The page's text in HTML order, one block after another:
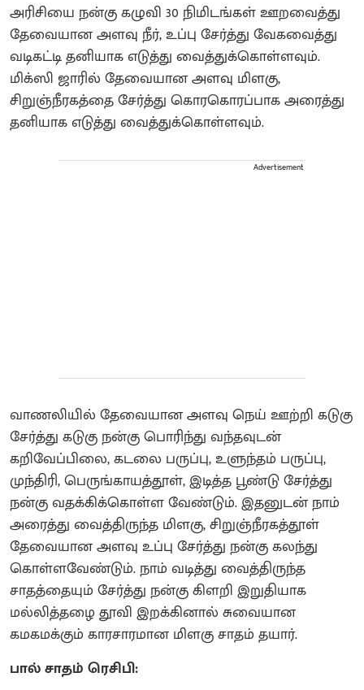
அரிசியை நன்கு கழுவி 30 நிமிடங்கள் ஊறவைத்து
தேவையான அளவு நீர், உப்பு சேர்த்து வேகவைத்து
வடிகட்டி தனியாக எடுத்து வைத்துக்கொள்ளவும்.
மிக்ஸி ஜாரில் தேவையான அளவு மிளகு,
சிறுஞ்நீரகத்தை சேர்த்து கொரகொரப்பாக அரைத்து
தனியாக எடுத்து வைத்துக்கொள்ளவும்.
Advertisement
வாணலியில் தேவையான அளவு நெய் ஊற்றி கடுகு
சேர்த்து கடுகு நன்கு பொரிந்து வந்தவுடன்
கறிவேப்பிலை, கடலை பருப்பு, உளுந்தம் பருப்பு,
முந்திரி, பெருங்காயத்தூள், இடித்த பூண்டு சேர்த்து
நன்கு வதக்கிக்கொள்ள வேண்டும். இதனுடன் நாம்
அரைத்து வைத்திருந்த மிளகு, சிறுஞ்நீரகத்தூள்
தேவையான அளவு உப்பு சேர்த்து நன்கு கலந்து
கொள்ளவேண்டும். நாம் வடித்து வைத்திருந்த
சாதத்தையும் சேர்த்து நன்கு கிளறி இறுதியாக
மல்லித்தழை தூவி இறக்கினால் சுவையான
கமகமக்கும் காரசாரமான மிளகு சாதம் தயார்.
பால் சாதம் ரெசிபி: